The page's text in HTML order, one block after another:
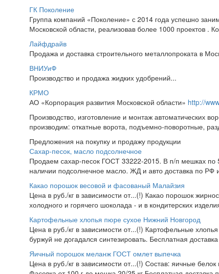
ГК Поколение
​Группа компаний «Поколение» с 2014 года успешно
Московской области, реализовав более 1000 проектов .
Лайфдрайв
Продажа и доставка строительного металлопроката в
ВНИУиФ
Производство и продажа жидких удобрений...
КРМО
АО «Корпорация развития Московской области» http://
Производство, изготовление и монтаж автоматических
производим: откатные ворота, подъемно-поворотные,
Предложения на покупку и продажу продукции
Сахар-песок, масло подсолнечное
Продаем сахар-песок ГОСТ 33222-2015. В п/п мешках по
наличии подсолнечное масло. ЖД и авто доставка по
Какао порошок весовой и фасованый Малайзия
Цена в руб./кг в зависимости от...(!) Какао порошок
холодного и горячего шоколада - и в кондитерских
Картофельные хлопья пюре сухое Нижний Новгород
Цена в руб./кг в зависимости от...(!) Картофельные
буржуй не догадался синтезировать. Бесплатная
Яичный порошок меланж ГОСТ омлет выпечка
Цена в руб./кг в зависимости от...(!) Состав: яичные